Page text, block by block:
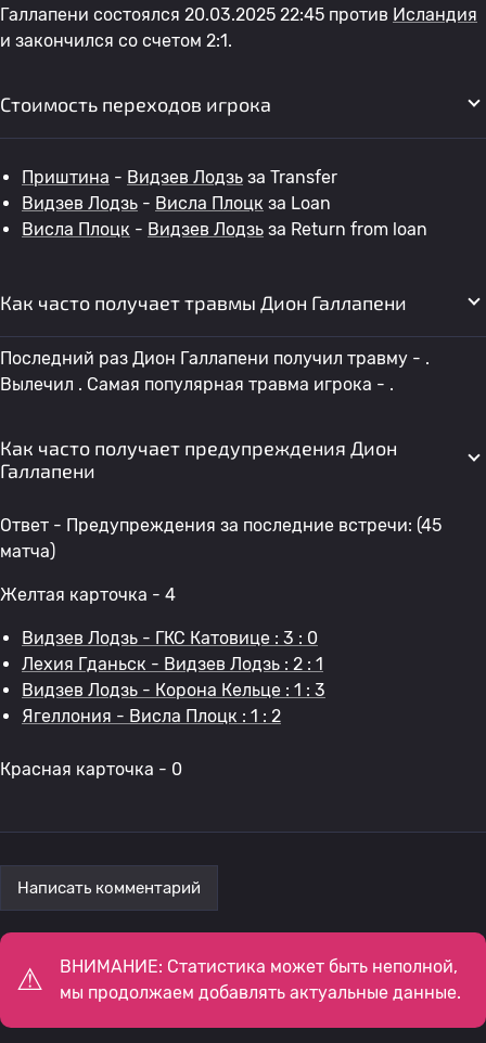
Галлапени состоялся 20.03.2025 22:45 против Исландия
и закончился со счетом 2:1.
Стоимость переходов игрока
Приштина - Видзев Лодзь за Transfer
Видзев Лодзь - Висла Плоцк за Loan
Висла Плоцк - Видзев Лодзь за Return from loan
Как часто получает травмы Дион Галлапени
Последний раз Дион Галлапени получил травму - .
Вылечил . Самая популярная травма игрока - .
Как часто получает предупреждения Дион
Галлапени
Ответ - Предупреждения за последние встречи: (45
матча)
Желтая карточка - 4
Видзев Лодзь - ГКС Катовице : 3 : 0
Лехия Гданьск - Видзев Лодзь : 2 : 1
Видзев Лодзь - Корона Кельце : 1 : 3
Ягеллония - Висла Плоцк : 1 : 2
Красная карточка - 0
Написать комментарий
ВНИМАНИЕ: Статистика может быть неполной,
мы продолжаем добавлять актуальные данные.